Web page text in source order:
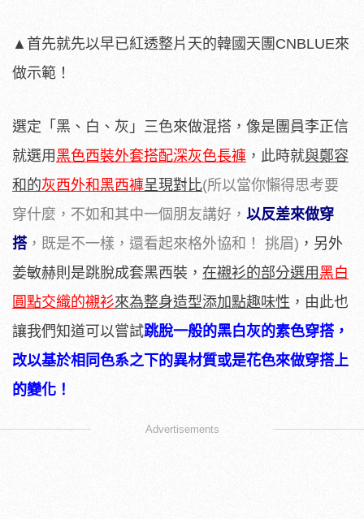
▲ 首先就先以早已紅透整片天的韓國天團CNBLUE來
做示範！
選定「黑、白、灰」三色來做混搭，像是團員李正信
就選用 黑色西裝外套搭配深灰色長褲 ，此時就與鄭容
和的灰西外和黑西褲呈現對比(所以當你懶得思考要
穿什麼，不如和其中一個朋友講好， 以反差來做穿
搭，既是不一樣，還看起來格外協和！ 挑眉) ，另外
姜敏赫則是跳脫成套黑西裝， 在襯衫的部分選用 黑白
圓點交織的襯衫來為整身造型添加點趣味性 ，由此也
讓我們知道可以嘗試跳脫一般的黑白灰的素色穿搭，
改以基於相同色系之下的異材質或是花色來做穿搭上
的變化！
Advertisements